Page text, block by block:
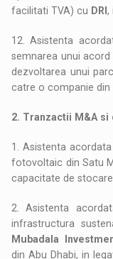
facilitati TVA) cu DRI,
12. Asistenta
semnarea unui
dezvoltarea unui
catre o companie
2. Tranzactii M&A
1. Asistenta
fotovoltaic din Satu
capacitate de
2. Asistenta
infrastructura
Mubadala
din Abu Dhabi, in